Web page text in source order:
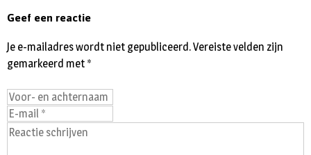
Geef een reactie
Je e-mailadres wordt niet gepubliceerd.Vereiste velden zijn
gemarkeerd met *